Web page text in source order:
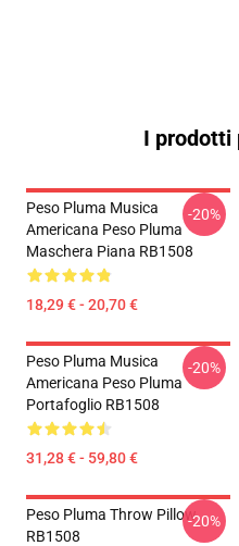
I prodotti
Peso Pluma Musica
Americana Peso Pluma
Maschera Piana RB1508
18,29 € - 20,70 €
-20%
Peso Pluma Musica
Americana Peso Pluma
Portafoglio RB1508
31,28 € - 59,80 €
-20%
Peso Pluma Throw Pillow
RB1508
-20%